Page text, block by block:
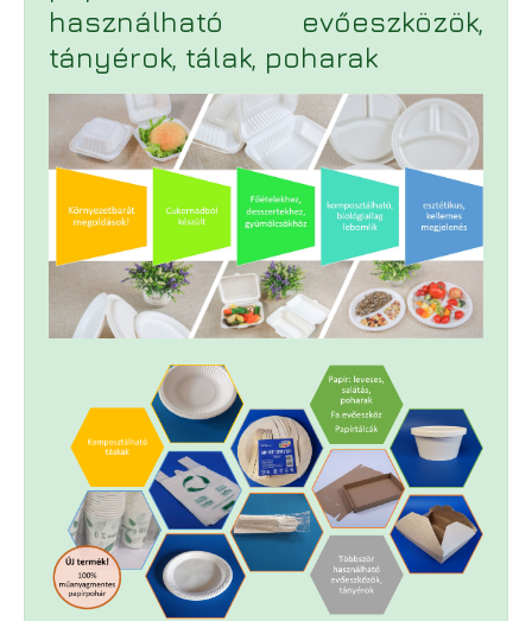
használható evőeszközök,
tányérok, tálak, poharak